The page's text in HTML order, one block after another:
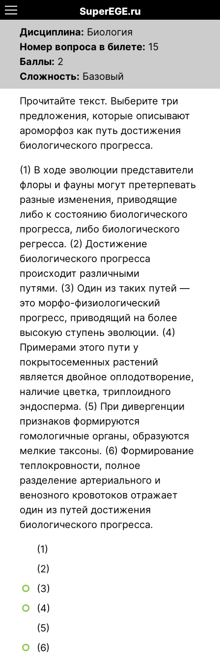
SuperEGE.ru
Дисциплина: Биология
Номер вопроса в билете: 15
Баллы: 2
Сложность: Базовый
Прочитайте текст. Выберите три
предложения, которые описывают
ароморфоз как путь достижения
биологического прогресса.
(1) В ходе эволюции представители
флоры и фауны могут претерпевать
разные изменения, приводящие
либо к состоянию биологического
прогресса, либо биологического
регресса. (2) Достижение
биологического прогресса
происходит различными
путями. (3) Один из таких путей —
это морфо-физиологический
прогресс, приводящий на более
высокую ступень эволюции. (4)
Примерами этого пути у
покрытосеменных растений
является двойное оплодотворение,
наличие цветка, триплоидного
эндосперма. (5) При дивергенции
признаков формируются
гомологичные органы, образуются
мелкие таксоны. (6) Формирование
теплокровности, полное
разделение артериального и
венозного кровотоков отражает
один из путей достижения
биологического прогресса.
(1)
(2)
(3)
(4)
(5)
(6)